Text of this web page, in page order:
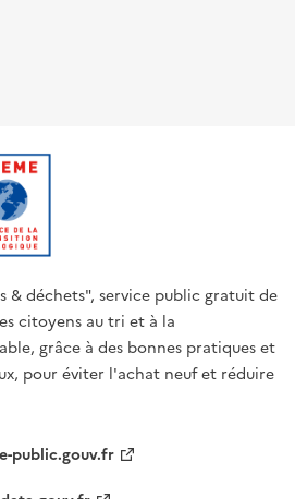
& déchets", service public gratuit de
citoyens au tri et à la
grâce à des bonnes pratiques et
pour éviter l'achat neuf et réduire
public.gouv.fr